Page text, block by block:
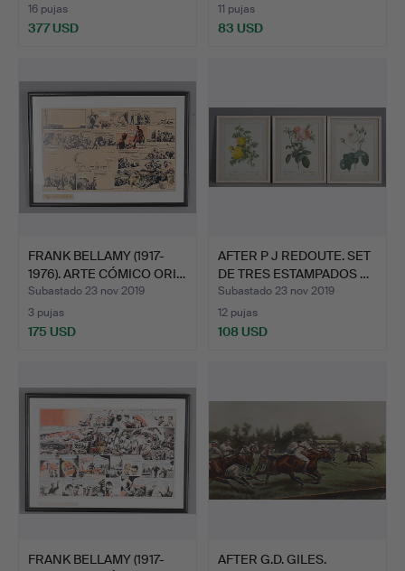
16 pujas
377 USD
11 pujas
83 USD
FRANK BELLAMY (1917-
1976). ARTE CÓMICO ORI…
Subastado 23 nov 2019
3 pujas
175 USD
AFTER P J REDOUTE. SET
DE TRES ESTAMPADOS …
Subastado 23 nov 2019
12 pujas
108 USD
FRANK BELLAMY (1917-
AFTER G.D. GILES.